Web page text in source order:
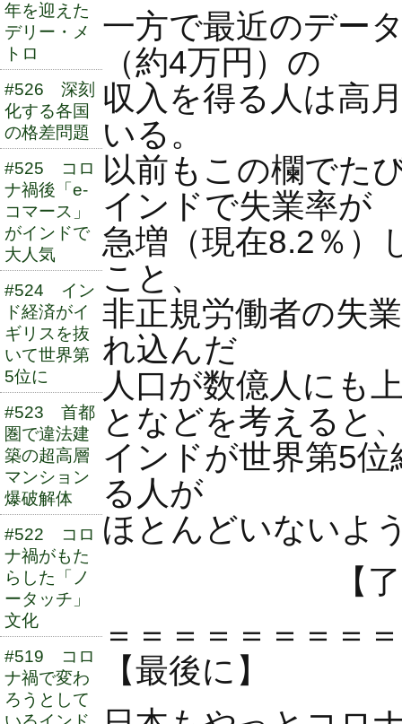
年を迎えた
デリー・メ
トロ
#526 深刻
化する各国
の格差問題
#525 コロ
ナ禍後「e-
コマース」
がインドで
大人気
#524 イン
ド経済がイ
ギリスを抜
いて世界第
5位に
#523 首都
圏で違法建
築の超高層
マンション
爆破解体
#522 コロ
ナ禍がもた
らした「ノ
ータッチ」
文化
#519 コロ
ナ禍で変わ
ろうとして
一方で最近のデー
（約4万円）の
収入を得る人は高
いる。
以前もこの欄でた
インドで失業率が
急増（現在8.2％）
こと、
非正規労働者の失
れ込んだ
人口が数億人にも
となどを考えると
インドが世界第5
る人が
ほとんどいないよ
【了
＝＝＝＝＝＝＝＝
【最後に】